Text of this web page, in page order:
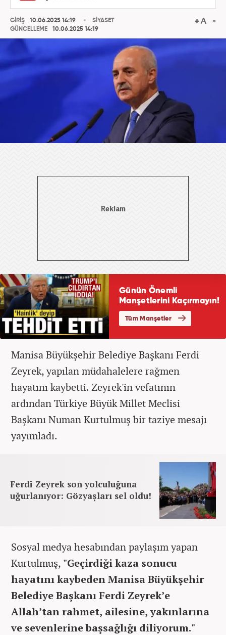
GİRİŞ
10.06.2025 14:19
GÜNCELLEME
10.06.2025 14:19
SİYASET
Manisa Büyükşehir Belediye Başkanı Ferdi
Zeyrek, yapılan müdahalelere rağmen
hayatını kaybetti. Zeyrek'in vefatının
ardından Türkiye Büyük Millet Meclisi
Başkanı Numan Kurtulmuş bir taziye mesajı
yayımladı.
Ferdi Zeyrek son yolculuğuna
uğurlanıyor: Gözyaşları sel oldu!
Sosyal medya hesabından paylaşım yapan
Kurtulmuş, "Geçirdiği kaza sonucu
hayatını kaybeden Manisa Büyükşehir
Belediye Başkanı Ferdi Zeyrek’e
Allah’tan rahmet, ailesine, yakınlarına
ve sevenlerine başsağlığı diliyorum."